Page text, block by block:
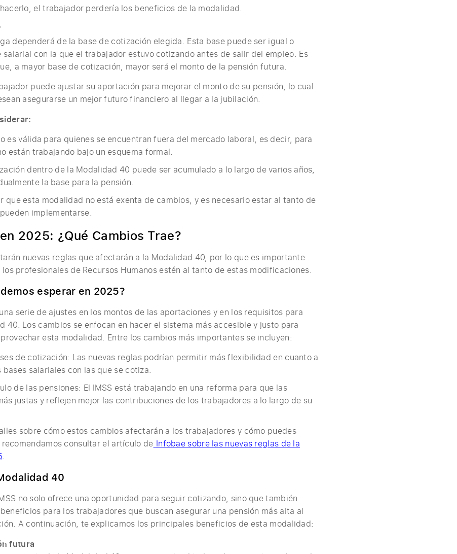
el trabajador perdería los beneficios de la modalidad.
dependerá de la base de cotización elegida. Esta base puede ser igual o
salarial con la que el trabajador estuvo cotizando antes de salir del empleo. Es
a mayor base de cotización, mayor será el monto de la pensión futura.
puede ajustar su aportación para mejorar el monto de su pensión, lo cual
asegurarse un mejor futuro financiero al llegar a la jubilación.
es válida para quienes se encuentran fuera del mercado laboral, es decir, para
están trabajando bajo un esquema formal.
dentro de la Modalidad 40 puede ser acumulado a lo largo de varios años,
la base para la pensión.
que esta modalidad no está exenta de cambios, y es necesario estar al tanto de
implementarse.
2025: ¿Qué Cambios Trae?
nuevas reglas que afectarán a la Modalidad 40, por lo que es importante
profesionales de Recursos Humanos estén al tanto de estas modificaciones.
esperar en 2025?
serie de ajustes en los montos de las aportaciones y en los requisitos para
40. Los cambios se enfocan en hacer el sistema más accesible y justo para
esta modalidad. Entre los cambios más importantes se incluyen:
de cotización: Las nuevas reglas podrían permitir más flexibilidad en cuanto a
salariales con las que se cotiza.
de las pensiones: El IMSS está trabajando en una reforma para que las
justas y reflejen mejor las contribuciones de los trabajadores a lo largo de su
sobre cómo estos cambios afectarán a los trabajadores y cómo puedes
consultar el artículo de Infobae sobre las nuevas reglas de la
.
40
no solo ofrece una oportunidad para seguir cotizando, sino que también
para los trabajadores que buscan asegurar una pensión más alta al
A continuación, te explicamos los principales beneficios de esta modalidad:
futura